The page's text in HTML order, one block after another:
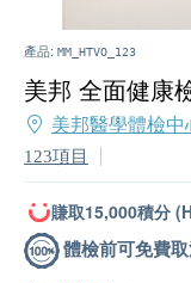
產品: MM_HTVO_123
美邦 全面健康
美邦醫學體檢中
123項目
賺取15,000積分
體檢前可免費